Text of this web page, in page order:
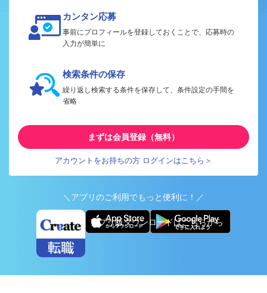
カンタン応募
事前にプロフィールを登録しておくことで、応募時の
入力が簡単に
検索条件の保存
繰り返し検索する条件を保存して、条件設定の手間を
省略
まずは会員登録（無料）
アカウントをお持ちの方 ログインはこちら＞
＼アプリのご利用でもっと便利に！／
アプリ版ダウンロードはこちらから